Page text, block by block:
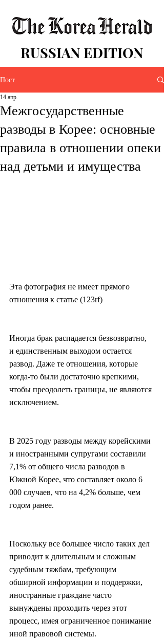
RUSSIAN EDITION
Пост
Межгосударственные
разводы в Корее: основные
правила в отношении опеки
над детьми и имущества
14 апр.
Эта фотография не имеет прямого
отношения к статье (123rf)
Иногда брак распадается безвозвратно,
и единственным выходом остается
развод. Даже те отношения, которые
когда-то были достаточно крепкими,
чтобы преодолеть границы, не являются
исключением.
В 2025 году разводы между корейскими
и иностранными супругами составили
7,1% от общего числа разводов в
Южной Корее, что составляет около 6
000 случаев, что на 4,2% больше, чем
годом ранее.
Поскольку все большее число таких дел
приводит к длительным и сложным
судебным тяжбам, требующим
обширной информации и поддержки,
иностранные граждане часто
вынуждены проходить через этот
процесс, имея ограниченное понимание
иной правовой системы.